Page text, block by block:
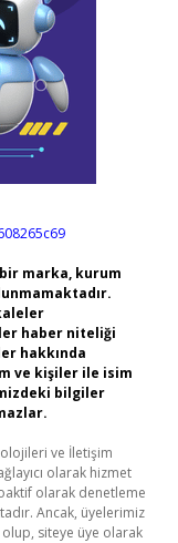
marka, kurum
haber niteliği
hakkında
ve kişiler ile isim
bilgiler
ve İletişim
olarak hizmet
olarak denetleme
Ancak, üyelerimiz
olup, siteye üye olarak